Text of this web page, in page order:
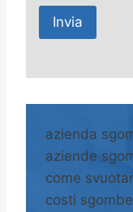
A
e
n
a
azienda
aziende
come
costi